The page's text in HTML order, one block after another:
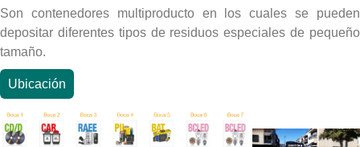
Son contenedores multiproducto en los cuales se pueden
depositar diferentes tipos de residuos especiales de pequeño
tamaño.
Ubicación